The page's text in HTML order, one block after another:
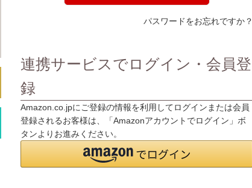
パスワードをお忘れですか？
連携サービスでログイン・会員登
録
Amazon.co.jpにご登録の情報を利用してログインまたは会員
登録されるお客様は、「Amazonアカウントでログイン」ボ
タンよりお進みください。